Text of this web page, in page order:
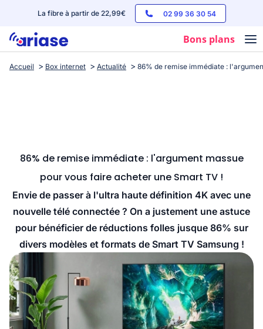
La fibre à partir de 22,99€ 02 99 36 30 54
Bons plans
Box internet
Streaming
Accueil Box internet Actualité 86% de remise immédiate :
86% de remise immédiate : l'argument massue
pour vous faire acheter une Smart TV !
Envie de passer à l'ultra haute définition 4K avec une
nouvelle télé connectée ? On a justement une astuce
pour bénéficier de réductions folles jusque 86% sur
divers modèles et formats de Smart TV Samsung !